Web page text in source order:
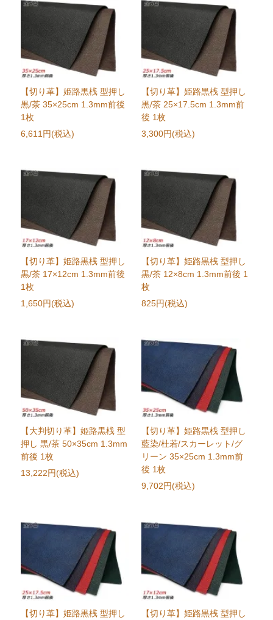
【切り革】姫路黒桟 型押し
黒/茶 35×25cm 1.3mm前後
1枚
6,611円(税込)
【切り革】姫路黒桟 型押し
黒/茶 25×17.5cm 1.3mm前
後 1枚
3,300円(税込)
【切り革】姫路黒桟 型押し
黒/茶 17×12cm 1.3mm前後
1枚
1,650円(税込)
【切り革】姫路黒桟 型押し
黒/茶 12×8cm 1.3mm前後 1
枚
825円(税込)
【大判切り革】姫路黒桟 型
押し 黒/茶 50×35cm 1.3mm
前後 1枚
13,222円(税込)
【切り革】姫路黒桟 型押し
藍染/杜若/スカーレット/グ
リーン 35×25cm 1.3mm前
後 1枚
9,702円(税込)
【切り革】姫路黒桟 型押し 【切り革】姫路黒桟 型押し